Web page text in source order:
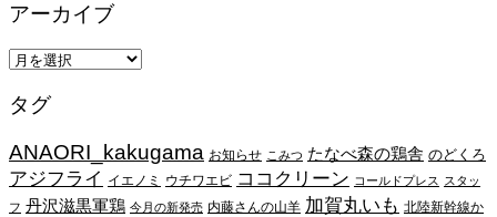
アーカイブ
ア
カ
ブ
タグ
ANAORI_kakugama お知らせ こみつ たなべ森の鶏舎 のどくろ
アジフライ イエノミ ウチワエビ ココクリーン コールドプレス スタッ
フ 丹沢滋黒軍鶏 今月の新発売 内藤さんの山羊 加賀丸いも 北陸新幹線か